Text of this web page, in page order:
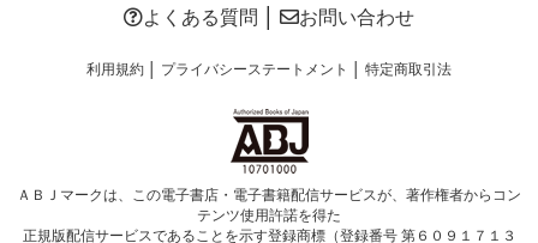
よくある質問 お問い合わせ
利用規約│ プライバシーステートメント 特定商取引法
ＡＢＪマークは、この電子書店・電子書籍配信サービスが、著作権者からコン
テンツ使用許諾を得た
正規版配信サービスであることを示す登録商標（登録番号 第６０９１７１３